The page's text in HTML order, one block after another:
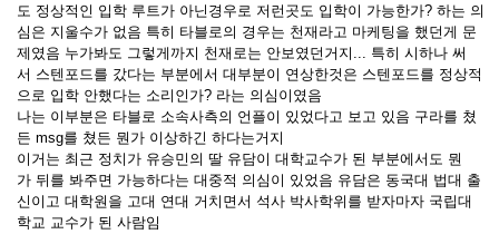
도 정상적인 입학 루트가 아닌경우로 저런곳도 입학이 가능한가? 하는 의
심은 지울수가 없음 특히 타블로의 경우는 천재라고 마케팅을 했던게 문
제였음 누가봐도 그렇게까지 천재로는 안보였던거지... 특히 시하나 써
서 스텐포드를 갔다는 부분에서 대부분이 연상한것은 스텐포드를 정상적
으로 입학 안했다는 소리인가? 라는 의심이였음
나는 이부분은 타블로 소속사측의 언플이 있었다고 보고 있음 구라를 쳤
든 msg를 쳤든 뭔가 이상하긴 하다는거지
이거는 최근 정치가 유승민의 딸 유담이 대학교수가 된 부분에서도 뭔
가 뒤를 봐주면 가능하다는 대중적 의심이 있었음 유담은 동국대 법대 출
신이고 대학원을 고대 연대 거치면서 석사 박사학위를 받자마자 국립대
학교 교수가 된 사람임